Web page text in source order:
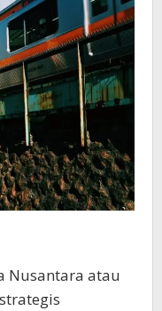
Nusantara atau